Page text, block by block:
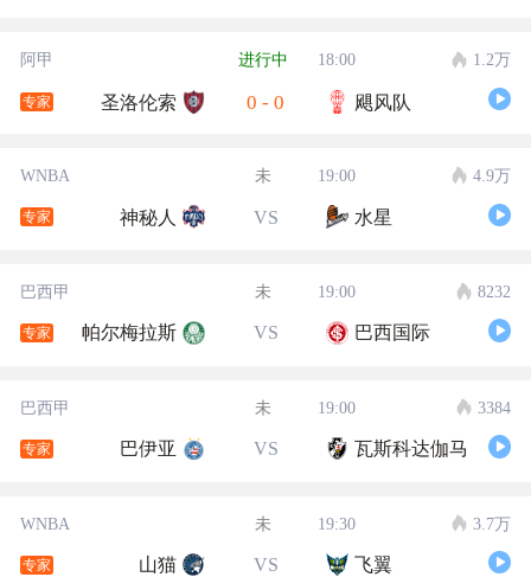
阿甲 进行中 18:00 1.2万
专家 圣洛伦索 0 - 0 飓风队
WNBA 未 19:00 4.9万
专家 神秘人 VS 水星
巴西甲 未 19:00 8232
专家 帕尔梅拉斯 VS 巴西国际
巴西甲 未 19:00 3384
专家 巴伊亚 VS 瓦斯科达伽马
WNBA 未 19:30 3.7万
专家 山猫 VS 飞翼